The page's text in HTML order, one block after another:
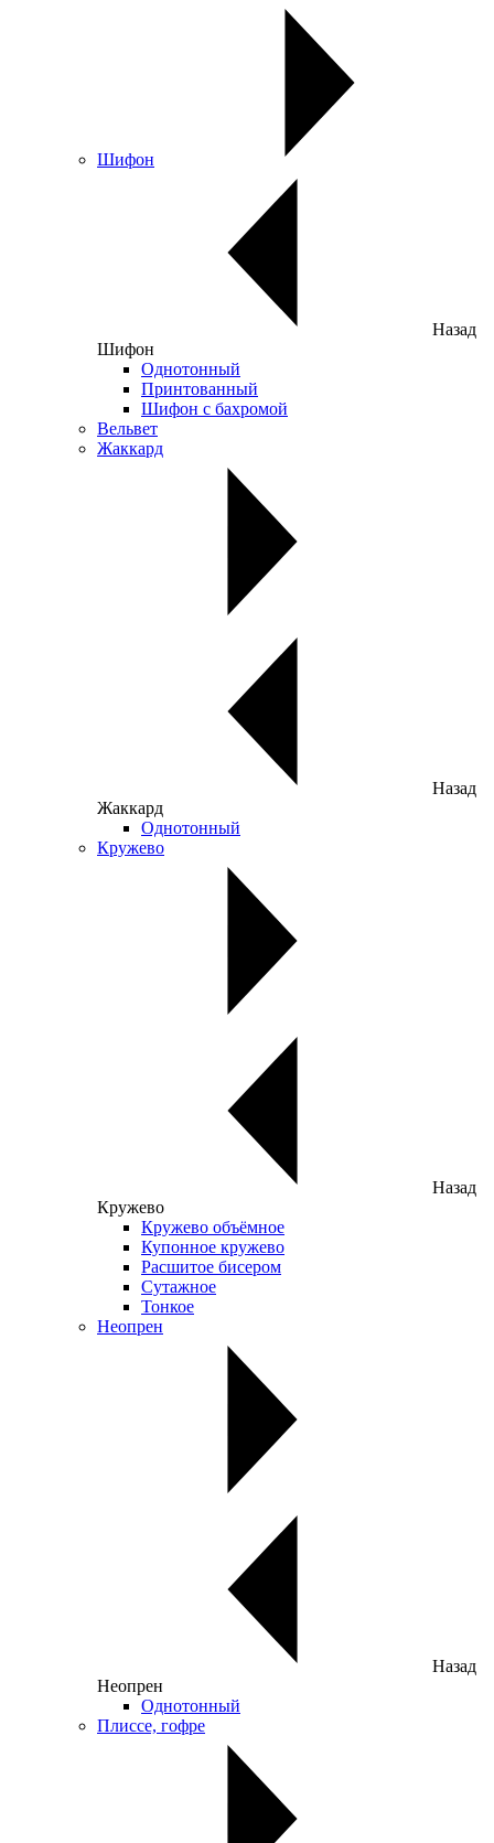
Шифон
Назад
Шифон
Однотонный
Принтованный
Шифон с бахромой
Вельвет
Жаккард
Назад
Жаккард
Однотонный
Кружево
Назад
Кружево
Кружево объёмное
Купонное кружево
Расшитое бисером
Сутажное
Тонкое
Неопрен
Назад
Неопрен
Однотонный
Плиссе, гофре